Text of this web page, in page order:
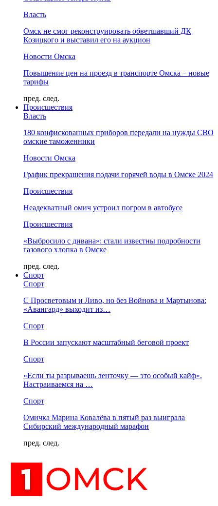
Власть
Омск не смог реконструировать обветшавший ДК
Козицкого и выставил его на аукцион
Новости Омска
Повышение цен на проезд в транспорте Омска – новые
тарифы
пред. след.
Происшествия
Власть
180 конфискованных приборов передали на нужды СВО
омские таможенники
Новости Омска
График прекращения подачи горячей воды в Омске 2024
Происшествия
Неадекватный омич устроил погром в автобусе
Происшествия
«Выбросило с дивана»: стали известны подробности
газового хлопка в Омске
пред. след.
Спорт
Спорт
С Просветовым и Ливо, но без Войнова и Мартынова:
«Авангард» выходит из…
Спорт
В России запускают масштабный беговой проект
Спорт
«Если ты разрываешь ленточку — это особый кайф».
Настраиваемся на …
Спорт
Омичка Марина Ковалёва в пятый раз выиграла
Сибирский международный марафон
пред. след.